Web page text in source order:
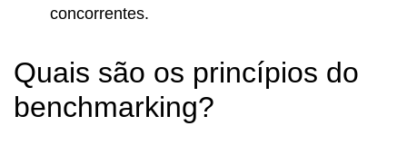
concorrentes.
Quais são os princípios do
benchmarking?